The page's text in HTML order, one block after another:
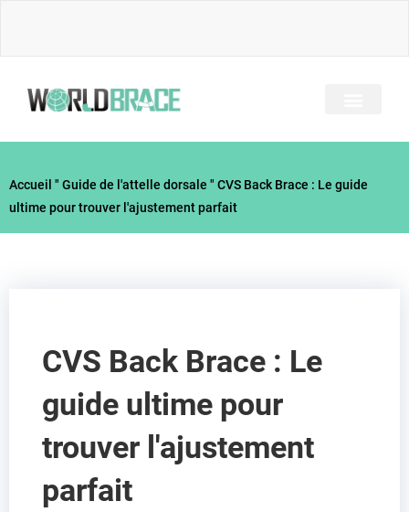
Accueil " Guide de l'attelle dorsale " CVS Back Brace : Le guide
ultime pour trouver l'ajustement parfait
CVS Back Brace : Le
guide ultime pour
trouver l'ajustement
parfait